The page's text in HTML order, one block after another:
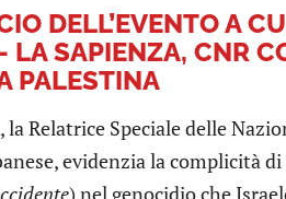
DELL’EVENTO A
LA SAPIENZA, CNR
PALESTINA
Relatrice Speciale delle
evidenzia la complicità
) nel genocidio che